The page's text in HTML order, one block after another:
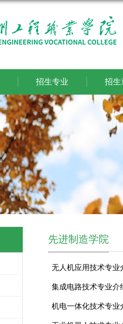
招生专业 招生
先进制造学院
无人机应用技术专业
集成电路技术专业介
机电一体化技术专业